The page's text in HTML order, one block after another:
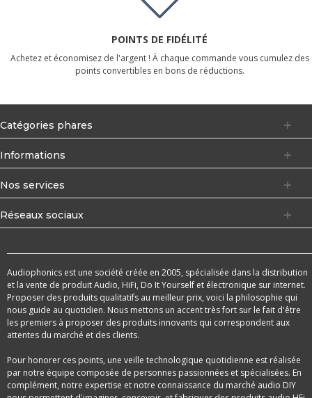
POINTS DE FIDÉLITÉ
Achetez et économisez de l'argent ! À chaque commande vous cumulez des
points convertibles en bons de réductions.
Catégories phares
Informations
Nos services
Réseaux sociaux
Audiophonics est une société créée en 2005, spécialisée dans la distribution
et la vente de produit Audio, HiFi, Do It Yourself et électronique sur internet.
Proposer des produits qualitatifs au meilleur prix, voici la philosophie qui
nous guide au quotidien. Nous mettons un accent très fort sur le fait d'être
les premiers à proposer des produits innovants qui correspondent aux
attentes du marché et des clients.
Pour honorer ces points, une veille technologique quotidienne est réalisée
par notre équipe composée de personnes passionnées et spécialisées. En
complément, notre expertise et notre connaissance du marché audio DIY